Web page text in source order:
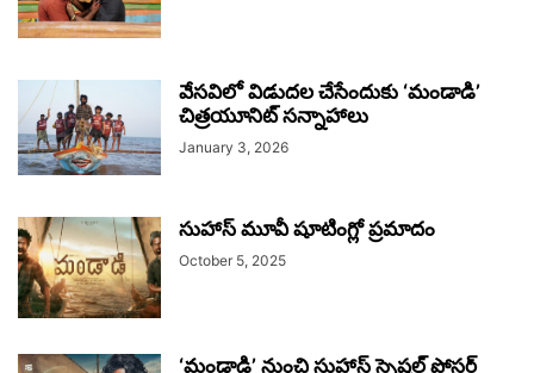
వేసవిలో విడుదల చేసేందుకు ‘మండాడి’
చిత్రయూనిట్ సన్నాహాలు
January 3, 2026
సుహాస్ మూవీ షూటింగ్లో ప్రమాదం
October 5, 2025
‘మండాడి’ నుంచి సుహాస్ స్పెషల్ పోస్టర్